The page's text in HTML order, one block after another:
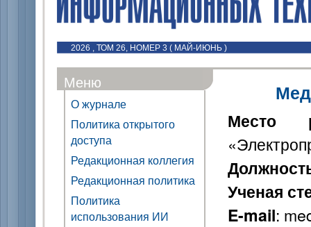
2026 , ТОМ 26, НОМЕР 3 ( МАЙ-ИЮНЬ )
Меню
О журнале
Политика открытого
доступа
Редакционная коллегия
Редакционная политика
Политика
использования ИИ
Место
Ученая
E-mail: